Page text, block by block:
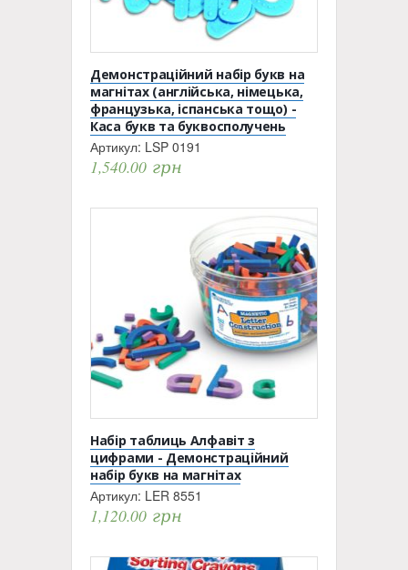
Демонстраційний набір букв на
магнітах (англійська, німецька,
французька, іспанська тощо) -
Каса букв та буквосполучень
Артикул: LSP 0191
1,540.00 грн
Набір таблиць Алфавіт з
цифрами - Демонстраційний
набір букв на магнітах
Артикул: LER 8551
1,120.00 грн